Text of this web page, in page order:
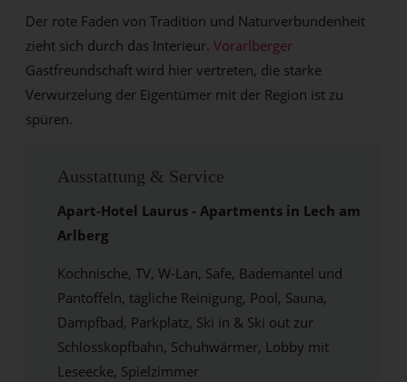
Der rote Faden von Tradition und Naturverbundenheit
zieht sich durch das Interieur.Vorarlberger
Gastfreundschaft wird hier vertreten, die starke
Verwurzelung der Eigentümer mit der Region ist zu
spüren.
Ausstattung & Service
Apart-Hotel Laurus - Apartments in Lech am
Arlberg
Kochnische, TV, W-Lan, Safe, Bademantel und
Pantoffeln, tägliche Reinigung, Pool, Sauna,
Dampfbad, Parkplatz, Ski in & Ski out zur
Schlosskopfbahn, Schuhwärmer, Lobby mit
Leseecke, Spielzimmer